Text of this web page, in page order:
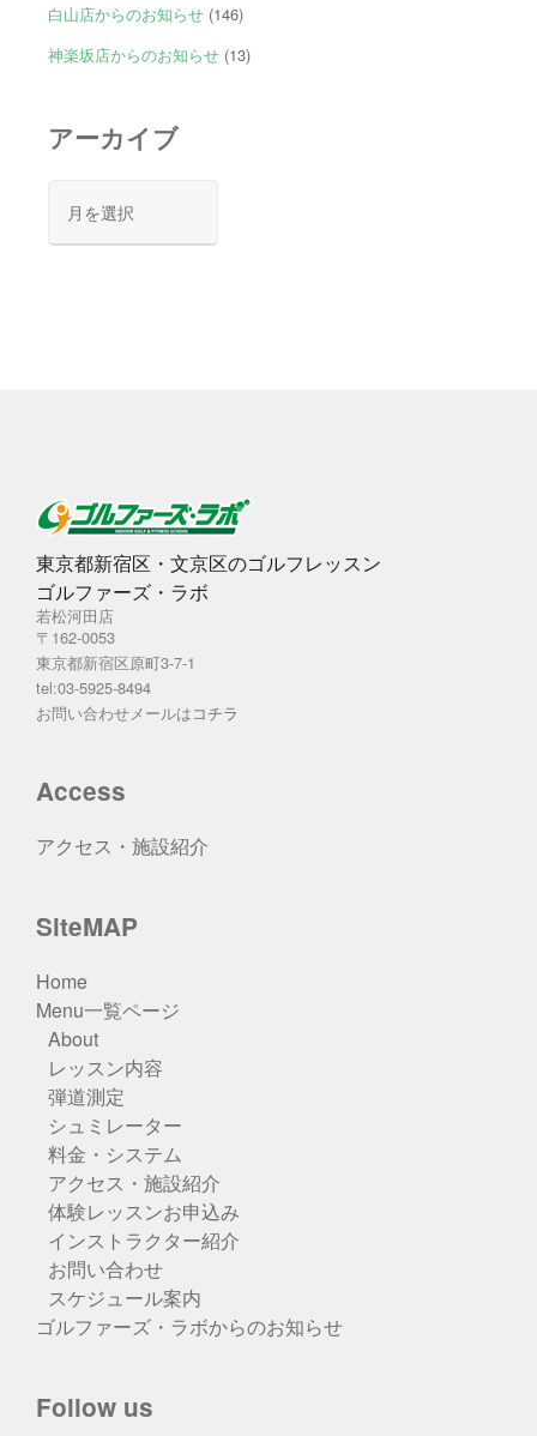
白山店からのお知らせ(146)
神楽坂店からのお知らせ(13)
アーカイブ
カ
東京都新宿区・文京区のゴルフレッスン
ゴルファーズ・ラボ
若松河田店
〒162-0053
東京都新宿区原町3-7-1
tel:03-5925-8494
お問い合わせメールはコチラ
Access
アクセス・施設紹介
SiteMAP
Home
Menu一覧ページ
About
レッスン内容
弾道測定
シュミレーター
料金・システム
アクセス・施設紹介
体験レッスンお申込み
インストラクター紹介
お問い合わせ
スケジュール案内
ゴルファーズ・ラボからのお知らせ
Follow us